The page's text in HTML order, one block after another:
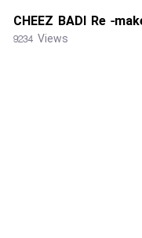
CHEEZ BADI Re -
9234 Views